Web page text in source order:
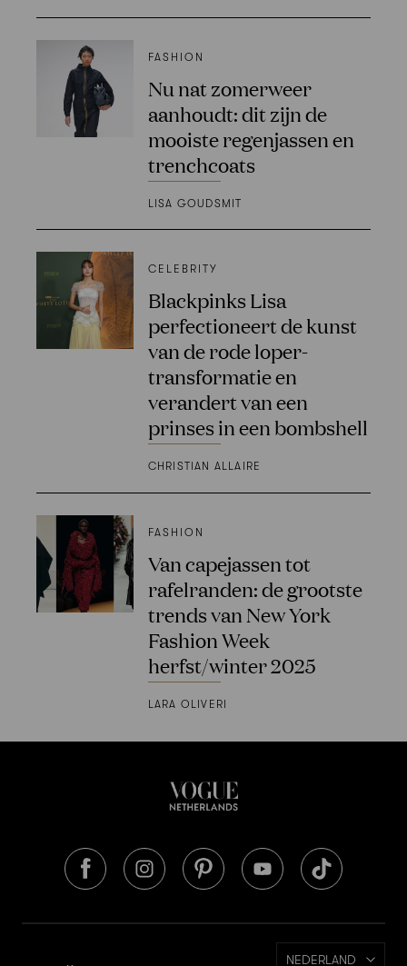
FASHION
Nu nat zomerweer
aanhoudt: dit zijn de
mooiste regenjassen en
trenchcoats
LISA GOUDSMIT
CELEBRITY
Blackpinks Lisa
perfectioneert de kunst
van de rode loper-
transformatie en
verandert van een
prinses in een bombshell
CHRISTIAN ALLAIRE
FASHION
Van capejassen tot
rafelranden: de grootste
trends van New York
Fashion Week
herfst/winter 2025
LARA OLIVERI
NEDERLAND